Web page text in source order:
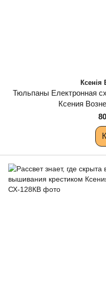
Ксенія
Тюльпаны Електронная
Ксения